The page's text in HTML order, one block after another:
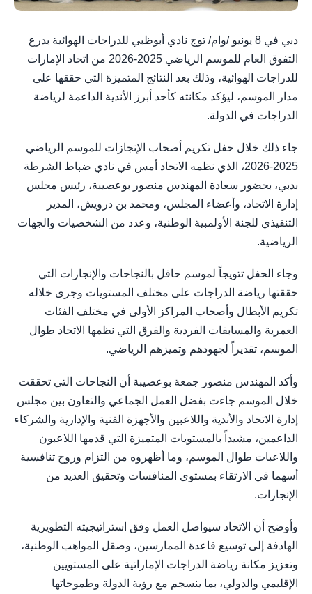
دبي في 8 يونيو /وام/ توج نادي أبوظبي للدراجات الهوائية بدرع
التفوق العام للموسم الرياضي 2025-2026 من اتحاد الإمارات
للدراجات الهوائية، وذلك بعد النتائج المتميزة التي حققها على
مدار الموسم، ليؤكد مكانته كأحد أبرز الأندية الداعمة لرياضة
الدراجات في الدولة.
جاء ذلك خلال حفل تكريم أصحاب الإنجازات للموسم الرياضي
2025-2026، الذي نظمه الاتحاد أمس في نادي ضباط الشرطة
بدبي، بحضور سعادة المهندس منصور بوعصيبة، رئيس مجلس
إدارة الاتحاد، وأعضاء المجلس، ومحمد بن درويش، المدير
التنفيذي للجنة الأولمبية الوطنية، وعدد من الشخصيات والجهات
الرياضية.
وجاء الحفل تتويجاً لموسم حافل بالنجاحات والإنجازات التي
حققتها رياضة الدراجات على مختلف المستويات وجرى خلاله
تكريم الأبطال وأصحاب المراكز الأولى في مختلف الفئات
العمرية والمسابقات الفردية والفرق التي نظمها الاتحاد طوال
الموسم، تقديراً لجهودهم وتميزهم الرياضي.
وأكد المهندس منصور جمعة بوعصيبة أن النجاحات التي تحققت
خلال الموسم جاءت بفضل العمل الجماعي والتعاون بين مجلس
إدارة الاتحاد والأندية واللاعبين والأجهزة الفنية والإدارية والشركاء
الداعمين، مشيداً بالمستويات المتميزة التي قدمها اللاعبون
واللاعبات طوال الموسم، وما أظهروه من التزام وروح تنافسية
أسهما في الارتقاء بمستوى المنافسات وتحقيق العديد من
الإنجازات.
وأوضح أن الاتحاد سيواصل العمل وفق استراتيجيته التطويرية
الهادفة إلى توسيع قاعدة الممارسين، وصقل المواهب الوطنية،
وتعزيز مكانة رياضة الدراجات الإماراتية على المستويين
الإقليمي والدولي، بما ينسجم مع رؤية الدولة وطموحاتها